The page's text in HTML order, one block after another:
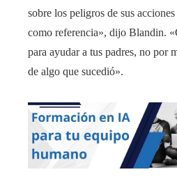
sobre los peligros de sus
como referencia», dijo Blandin.
para ayudar a tus padres, no por
de algo que sucedió».